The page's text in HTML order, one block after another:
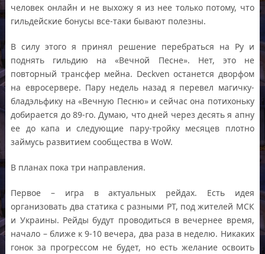
человек онлайн и не выхожу я из нее только потому, что
гильдейские бонусы все-таки бывают полезны.
В силу этого я принял решение перебраться на Ру и
поднять гильдию на «Вечной Песне». Нет, это не
повторный трансфер мейна. Deckven останется дворфом
на евросервере. Пару недель назад я перевел магичку-
бладэльфику на «Вечную Песню» и сейчас она потихоньку
добирается до 89-го. Думаю, что дней через десять я апну
ее до капа и следующие пару-тройку месяцев плотно
займусь развитием сообщества в WoW.
В планах пока три направления.
Первое – игра в актуальных рейдах. Есть идея
организовать два статика с разными РТ, под жителей МСК
и Украины. Рейды будут проводиться в вечернее время,
начало – ближе к 9-10 вечера, два раза в неделю. Никаких
гонок за прогрессом не будет, но есть желание освоить